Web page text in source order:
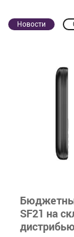
Новости
SF21 на